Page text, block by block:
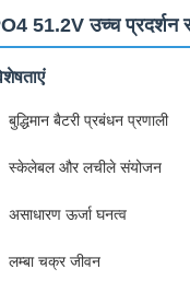
51.2V उच्च प्रदर्शन
बुद्धिमान बैटरी प्रबंधन प्रणाली
स्केलेबल और लचीले संयोजन
असाधारण ऊर्जा घनत्व
लम्बा चक्र जीवन